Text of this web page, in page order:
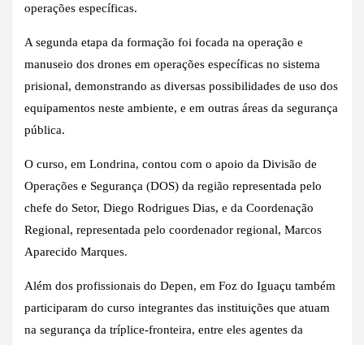
operações específicas.
A segunda etapa da formação foi focada na operação e
manuseio dos drones em operações específicas no sistema
prisional, demonstrando as diversas possibilidades de uso dos
equipamentos neste ambiente, e em outras áreas da segurança
pública.
O curso, em Londrina, contou com o apoio da Divisão de
Operações e Segurança (DOS) da região representada pelo
chefe do Setor, Diego Rodrigues Dias, e da Coordenação
Regional, representada pelo coordenador regional, Marcos
Aparecido Marques.
Além dos profissionais do Depen, em Foz do Iguaçu também
participaram do curso integrantes das instituições que atuam
na segurança da tríplice-fronteira, entre eles agentes da